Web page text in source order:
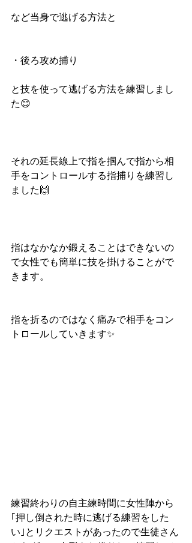
など当身で逃げる方法と
・後ろ攻め捕り
と技を使って逃げる方法を練習しまし
た😊
それの延長線上で指を掴んで指から相
手をコントロールする指捕りを練習し
ました🙌
指はなかなか鍛えることはできないの
で女性でも簡単に技を掛けることがで
きます。
指を折るのではなく痛みで相手をコン
トロールしていきます✨
練習終わりの自主練時間に女性陣から
｢押し倒された時に逃げる練習をした
い｣とリクエストがあったので生徒さん